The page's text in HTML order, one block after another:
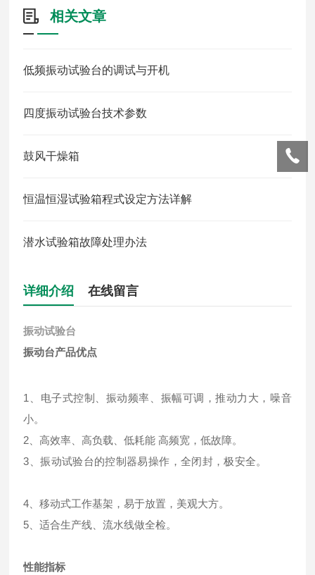
相关文章
低频振动试验台的调试与开机
四度振动试验台技术参数
鼓风干燥箱
恒温恒湿试验箱程式设定方法详解
潜水试验箱故障处理办法
详细介绍 在线留言
振动试验台
振动台产品优点
1、电子式控制、振动频率、振幅可调，推动力大，噪音
小。
2、高效率、高负载、低耗能 高频宽，低故障。
3、振动试验台的控制器易操作，全闭封，极安全。
4、移动式工作基架，易于放置，美观大方。
5、适合生产线、流水线做全检。
性能指标